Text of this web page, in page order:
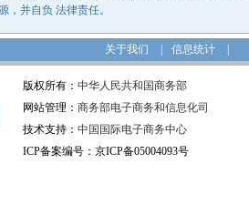
，并自负 法律责任。
关于我们 信息统计
版权所有： 中华人民共和国商务部
网站管理： 商务部电子商务和信息化司
技术支持： 中国国际电子商务中心
ICP备案编号：京ICP备05004093号